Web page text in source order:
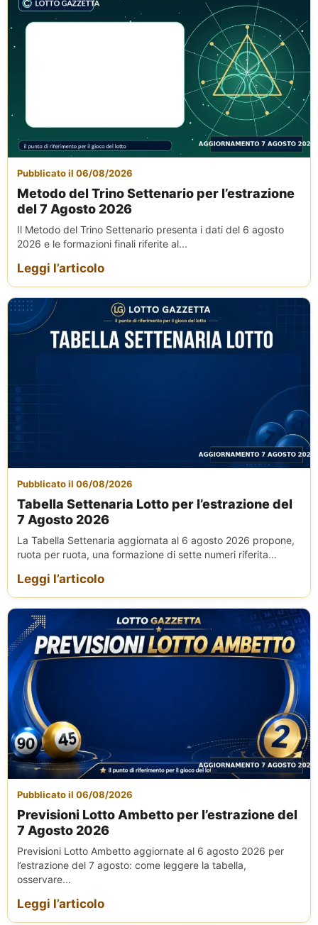
Pubblicato il 06/08/2026
Metodo del Trino Settenario per l’estrazione
del 7 Agosto 2026
Il Metodo del Trino Settenario presenta i dati del 6 agosto
2026 e le formazioni finali riferite al...
Leggi l’articolo
Pubblicato il 06/08/2026
Tabella Settenaria Lotto per l’estrazione del
7 Agosto 2026
La Tabella Settenaria aggiornata al 6 agosto 2026 propone,
ruota per ruota, una formazione di sette numeri riferita...
Leggi l’articolo
Pubblicato il 06/08/2026
Previsioni Lotto Ambetto per l’estrazione del
7 Agosto 2026
Previsioni Lotto Ambetto aggiornate al 6 agosto 2026 per
l’estrazione del 7 agosto: come leggere la tabella,
osservare...
Leggi l’articolo